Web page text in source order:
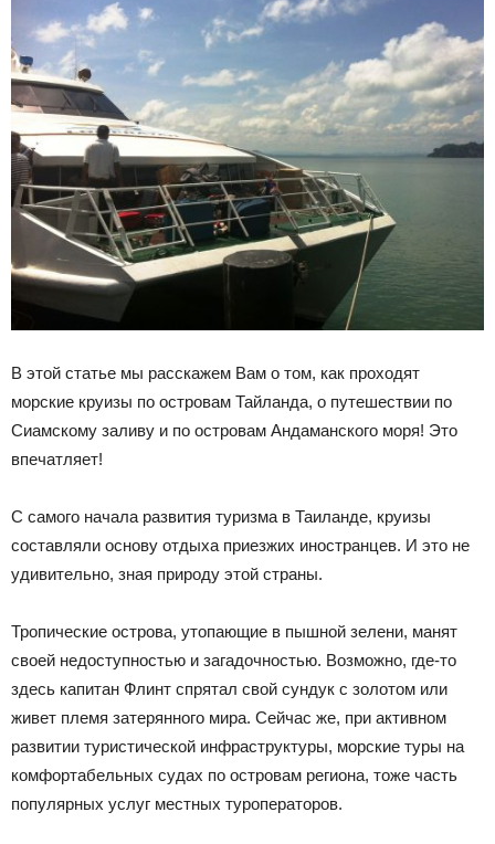
В этой статье мы расскажем Вам о том, как проходят
морские круизы по островам Тайланда, о путешествии по
Сиамскому заливу и по островам Андаманского моря! Это
впечатляет!
С самого начала развития туризма в Таиланде, круизы
составляли основу отдыха приезжих иностранцев. И это не
удивительно, зная природу этой страны.
Тропические острова, утопающие в пышной зелени, манят
своей недоступностью и загадочностью. Возможно, где-то
здесь капитан Флинт спрятал свой сундук с золотом или
живет племя затерянного мира. Сейчас же, при активном
развитии туристической инфраструктуры, морские туры на
комфортабельных судах по островам региона, тоже часть
популярных услуг местных туроператоров.